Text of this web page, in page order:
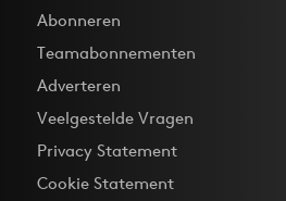
Abonneren
Teamabonnementen
Adverteren
Veelgestelde Vragen
Privacy Statement
Cookie Statement